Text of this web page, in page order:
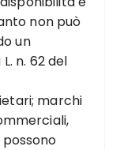
non può
un
n. 62 del
marchi